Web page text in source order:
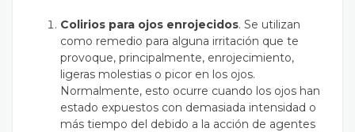
Colirios para ojos enrojecidos. Se utilizan
como remedio para alguna irritación que te
provoque, principalmente, enrojecimiento,
ligeras molestias o picor en los ojos.
Normalmente, esto ocurre cuando los ojos han
estado expuestos con demasiada intensidad o
más tiempo del debido a la acción de agentes